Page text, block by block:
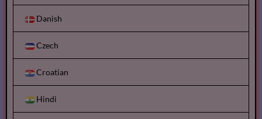
Danish
Czech
Croatian
Hindi